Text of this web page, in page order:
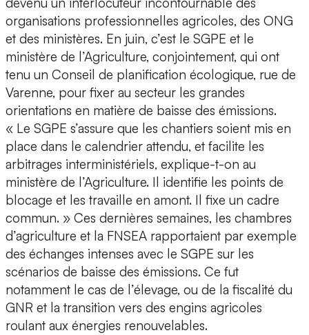
organisations professionnelles agricoles, des ONG
et des ministères. En juin, c’est le SGPE et le
ministère de l’Agriculture, conjointement, qui ont
tenu un Conseil de planification écologique, rue de
Varenne, pour fixer au secteur les grandes
orientations en matière de baisse des émissions.
« Le SGPE s’assure que les chantiers soient mis en
place dans le calendrier attendu, et facilite les
arbitrages interministériels, explique-t-on au
ministère de l’Agriculture. Il identifie les points de
blocage et les travaille en amont. Il fixe un cadre
commun. » Ces dernières semaines, les chambres
d’agriculture et la FNSEA rapportaient par exemple
des échanges intenses avec le SGPE sur les
scénarios de baisse des émissions. Ce fut
notamment le cas de l’élevage, ou de la fiscalité du
GNR et la transition vers des engins agricoles
roulant aux énergies renouvelables.